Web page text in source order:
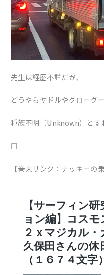
先生は経歴不詳だが、
どうやらヤドルやグローグ
種族不明（Unknown）とす
□
【巻末リンク：ナッキーの